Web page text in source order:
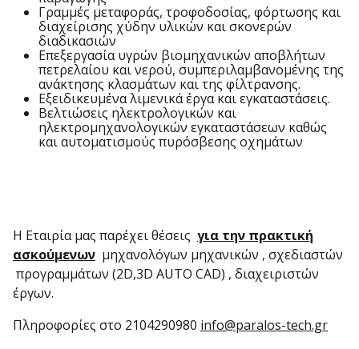
Γραμμές μεταφοράς, τροφοδοσίας, φόρτωσης και
διαχείρισης χύδην υλικών και σκονερών
διαδικασιών
Επεξεργασία υγρών βιομηχανικών αποβλήτων
πετρελαίου και νερού, συμπεριλαμβανομένης της
ανάκτησης κλασμάτων και της φίλτρανσης.
Εξειδικευμένα λιμενικά έργα και εγκαταστάσεις.
Βελτιώσεις ηλεκτρολογικών και
ηλεκτρομηχανολογικών εγκαταστάσεων καθώς
και αυτοματισμούς πυρόσβεσης οχημάτων
Η Εταιρία μας παρέχει θέσεις για την πρακτική
ασκούμενων μηχανολόγων μηχανικών , σχεδιαστών
προγραμμάτων (2D,3D AUTO CAD) , διαχειριστών
έργων.
Πληροφορίες στο 2104290980 info@paralos-tech.gr